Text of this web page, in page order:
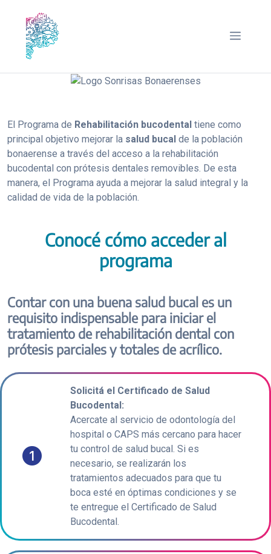
contenido
Menú
El Programa de Rehabilitación bucodental tiene como
principal objetivo mejorar la salud bucal de la población
bonaerense a través del acceso a la rehabilitación
bucodental con prótesis dentales removibles. De esta
manera, el Programa ayuda a mejorar la salud integral y la
calidad de vida de la población.
Conocé cómo acceder al
programa
Contar con una buena salud bucal es un
requisito indispensable para iniciar el
tratamiento de rehabilitación dental con
prótesis parciales y totales de acrílico.
Solicitá el Certificado de Salud
Bucodental:
Acercate al servicio de odontología del
hospital o CAPS más cercano para hacer
tu control de salud bucal. Si es
necesario, se realizarán los
tratamientos adecuados para que tu
boca esté en óptimas condiciones y se
te entregue el Certificado de Salud
Bucodental.